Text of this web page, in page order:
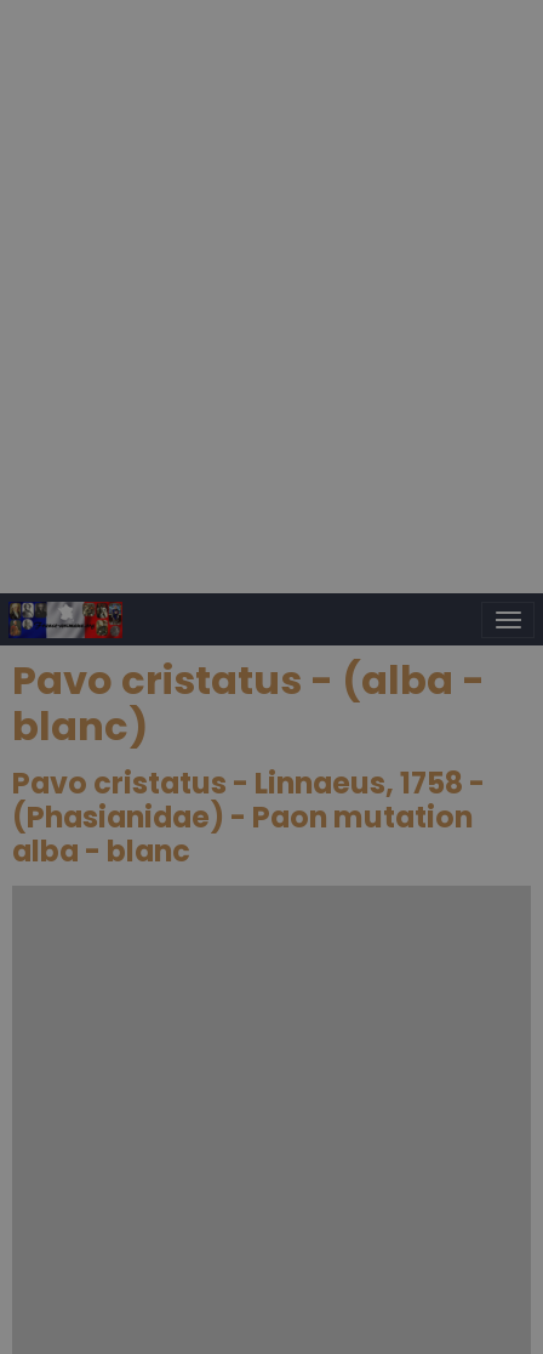
Pavo cristatus - (alba -
blanc)
Pavo cristatus - Linnaeus, 1758 -
(Phasianidae) - Paon mutation
alba - blanc